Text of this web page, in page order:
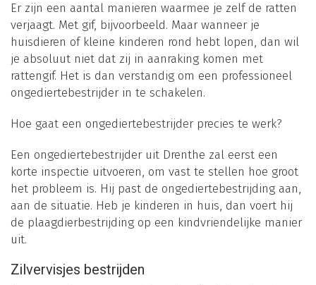
Er zijn een aantal manieren waarmee je zelf de ratten
verjaagt. Met gif, bijvoorbeeld. Maar wanneer je
huisdieren of kleine kinderen rond hebt lopen, dan wil
je absoluut niet dat zij in aanraking komen met
rattengif. Het is dan verstandig om een professioneel
ongediertebestrijder in te schakelen.
Hoe gaat een ongediertebestrijder precies te werk?
Een ongediertebestrijder uit Drenthe zal eerst een
korte inspectie uitvoeren, om vast te stellen hoe groot
het probleem is. Hij past de ongediertebestrijding aan,
aan de situatie. Heb je kinderen in huis, dan voert hij
de plaagdierbestrijding op een kindvriendelijke manier
uit.
Zilvervisjes bestrijden